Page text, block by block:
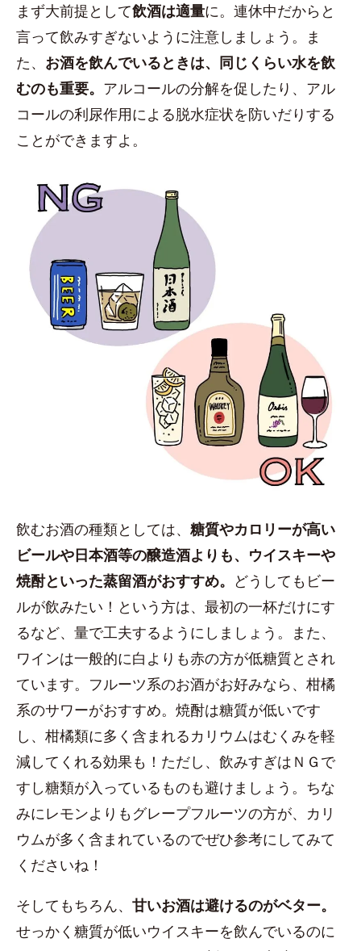
まず大前提として飲酒は適量に。連休中だからと
言って飲みすぎないように注意しましょう。ま
た、 お酒を飲んでいるときは、同じくらい水を飲
むのも重要。 アルコールの分解を促したり、アル
コールの利尿作用による脱水症状を防いだりする
ことができますよ。
飲むお酒の種類としては、 糖質やカロリーが高い
ビールや日本酒等の醸造酒よりも、ウイスキーや
焼酎といった蒸留酒がおすすめ。 どうしてもビー
ルが飲みたい！という方は、最初の一杯だけにす
るなど、量で工夫するようにしましょう。また、
ワインは一般的に白よりも赤の方が低糖質とされ
ています。フルーツ系のお酒がお好みなら、柑橘
系のサワーがおすすめ。焼酎は糖質が低いです
し、柑橘類に多く含まれるカリウムはむくみを軽
減してくれる効果も！ただし、飲みすぎはＮＧで
すし糖類が入っているものも避けましょう。ちな
みにレモンよりもグレープフルーツの方が、カリ
ウムが多く含まれているのでぜひ参考にしてみて
くださいね！
そしてもちろん、 甘いお酒は避けるのがベター。
せっかく糖質が低いウイスキーを飲んでいるのに